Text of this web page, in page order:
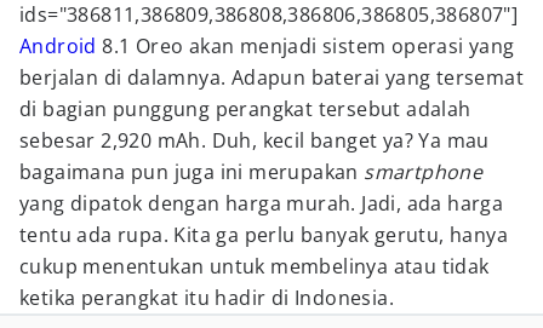
ids="386811,386809,386808,386806,386805,386807"]
Android 8.1 Oreo akan menjadi sistem operasi yang
berjalan di dalamnya. Adapun baterai yang tersemat
di bagian punggung perangkat tersebut adalah
sebesar 2,920 mAh. Duh, kecil banget ya? Ya mau
bagaimana pun juga ini merupakan smartphone
yang dipatok dengan harga murah. Jadi, ada harga
tentu ada rupa. Kita ga perlu banyak gerutu, hanya
cukup menentukan untuk membelinya atau tidak
ketika perangkat itu hadir di Indonesia.